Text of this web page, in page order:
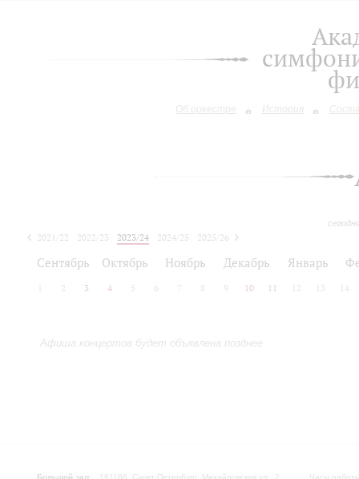
Об оркестре История
2021/22 2022/23 2023/24 2024/25
2025/26
Сентябрь Октябрь Ноябрь Декабрь Январь
2 3 4 5 6 7 8 9 10 11 12 13 14
Афиша концертов будет объявлена позднее
Большой зал: 191186, Санкт-Петербург, Михайловская ул., 2 Часы